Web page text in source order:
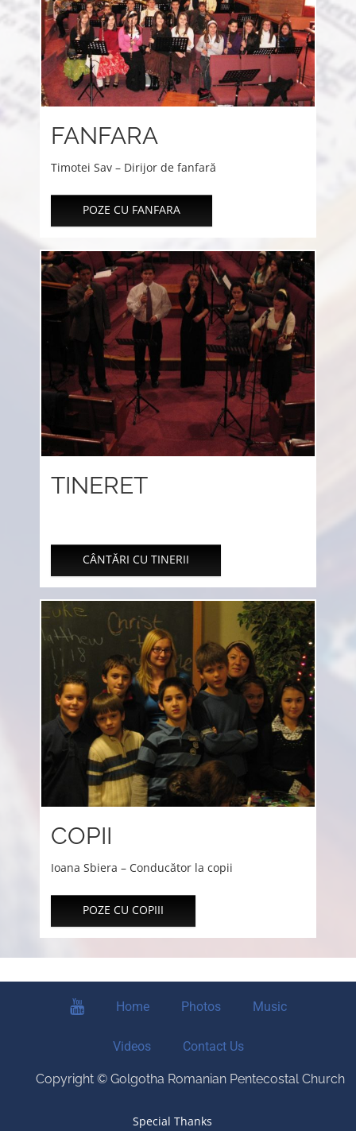
FANFARA
Timotei Sav – Dirijor de fanfară
POZE CU FANFARA
TINERET
CÂNTĂRI CU TINERII
COPII
Ioana Sbiera – Conducător la copii
POZE CU COPIII
youtubeHome Photos Music
Videos Contact Us
Copyright © Golgotha Romanian Pentecostal Church
Special Thanks